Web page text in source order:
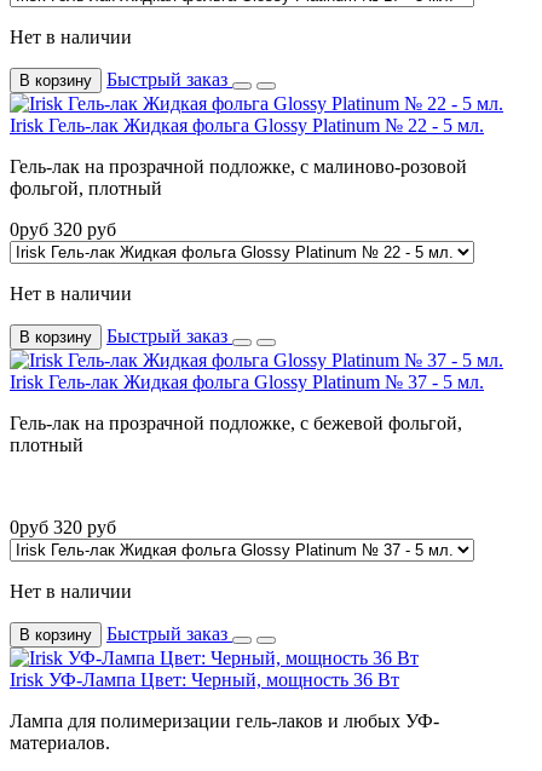
Нет в наличии
В корзину Быстрый заказ
Irisk Гель-лак Жидкая фольга Glossy Platinum № 22 - 5 мл.
Гель-лак на прозрачной подложке, с малиново-розовой
фольгой, плотный
0руб 320 руб
Нет в наличии
В корзину Быстрый заказ
Irisk Гель-лак Жидкая фольга Glossy Platinum № 37 - 5 мл.
Гель-лак на прозрачной подложке, с бежевой фольгой,
плотный
0руб 320 руб
Нет в наличии
В корзину Быстрый заказ
Irisk УФ-Лампа Цвет: Черный, мощность 36 Вт
Лампа для полимеризации гель-лаков и любых УФ-
материалов.